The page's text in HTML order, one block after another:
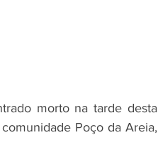
morto na tarde desta
Poço da Areia,